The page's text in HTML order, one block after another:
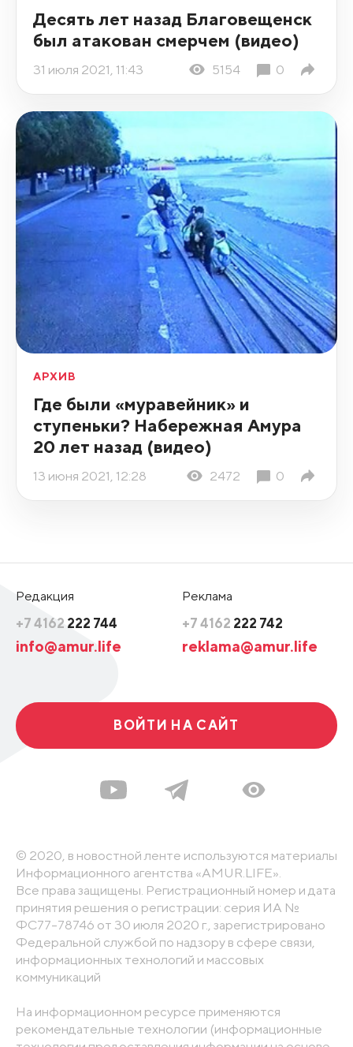
Десять лет назад Благовещенск
был атакован смерчем (видео)
31 июля 2021, 11:43 5154 0
АРХИВ
Где были «муравейник» и
ступеньки? Набережная Амура
20 лет назад (видео)
13 июня 2021, 12:28 2472 0
Редакция
+7 4162 222 744
info@amur.life
Реклама
+7 4162 222 742
reklama@amur.life
ВОЙТИ НА САЙТ
© 2020, в новостной ленте используются материалы
Информационного агентства «AMUR.LIFE».
Все права защищены. Регистрационный номер и дата
принятия решения о регистрации: серия ИА №
ФС77-78746 от 30 июля 2020 г., зарегистрировано
Федеральной службой по надзору в сфере связи,
информационных технологий и массовых
коммуникаций
На информационном ресурсе применяются
рекомендательные технологии (информационные